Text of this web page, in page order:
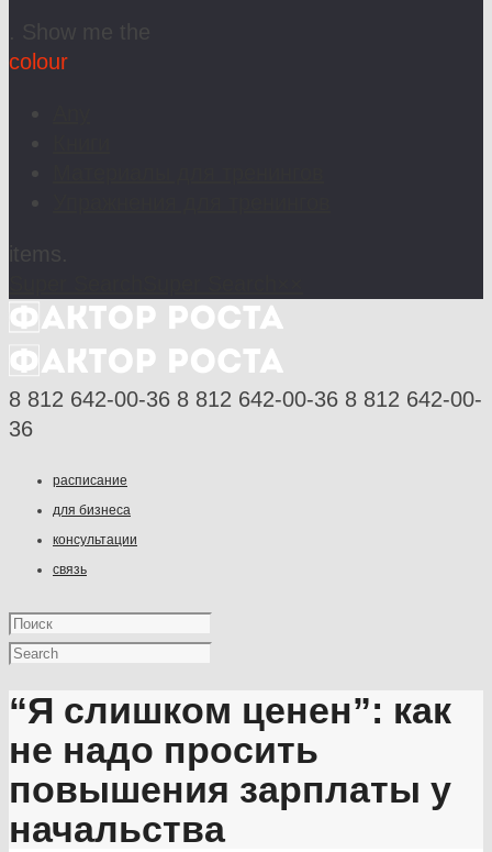
colour
8 812 642-00-36 8 812 642-00-36 8 812 642-00-
36
расписание
для бизнеса
консультации
связь
“Я слишком ценен”: как
не надо просить
повышения зарплаты у
начальства